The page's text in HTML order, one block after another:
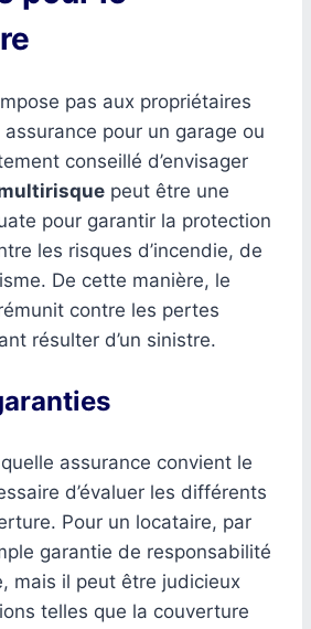
pas aux propriétaires
pour un garage ou
conseillé d’envisager
peut être une
pour garantir la protection
les risques d’incendie, de
De cette manière, le
contre les pertes
résulter d’un sinistre.
assurance convient le
d’évaluer les différents
Pour un locataire, par
garantie de responsabilité
mais il peut être judicieux
telles que la couverture